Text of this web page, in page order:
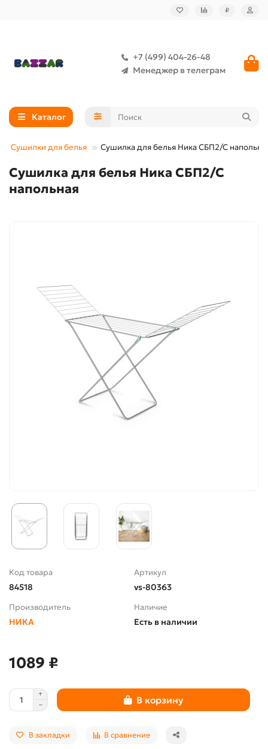
₽
+7 (499) 404-26-48
Менеджер в телеграм
Каталог
Сушилки для белья Сушилка для белья Ника СБП2/С
Сушилка для белья Ника СБП2/С
напольная
Код товара
84518
Артикул
vs-80363
Производитель
НИКА
Наличие
Есть в наличии
1089 ₽
В корзину
В закладки В сравнение